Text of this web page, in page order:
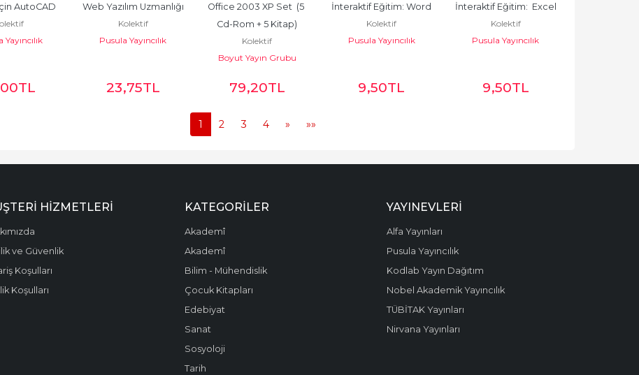
AutoCAD
Yayıncılık
TL
Web Yazılım Uzmanlığı
Kolektif
Pusula Yayıncılık
23,75TL
Office 2003 XP Set  (5
Cd-Rom + 5 Kitap)
Kolektif
Boyut Yayın Grubu
79,20TL
İnteraktif Eğitim: Word
Kolektif
Pusula Yayıncılık
9,50TL
İnteraktif Eğitim:  Excel
Kolektif
Pusula Yayıncılık
9,50TL
1 2 3 4 » »»
HIZMETLERI
ve Güvenlik
Koşulları
Koşulları
KATEGORILER
Akademî
Akademî
Bilim - Mühendislik
Çocuk Kitapları
Edebiyat
Sanat
Sosyoloji
Tarih
YAYINEVLERI
Alfa Yayınları
Pusula Yayıncılık
Kodlab Yayın Dağıtım
Nobel Akademik Yayıncılık
TÜBİTAK Yayınları
Nirvana Yayınları